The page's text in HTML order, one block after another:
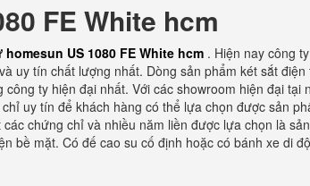
FE White hcm
US 1080 FE White hcm . Hiện nay công
uy tín chất lượng nhất. Dòng sản phẩm két sắt điện
ty hiện đại nhất. Với các showroom hiện đại tại
uy tín để khách hàng có thể lựa chọn được sản
chứng chỉ và nhiều năm liền được lựa chọn là
bề mặt. Có đế cao su cố định hoặc có bánh xe di